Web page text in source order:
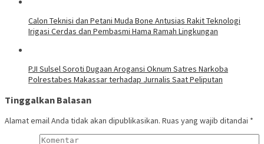
Calon Teknisi dan Petani Muda Bone Antusias Rakit Teknologi
Irigasi Cerdas dan Pembasmi Hama Ramah Lingkungan
PJI Sulsel Soroti Dugaan Arogansi Oknum Satres Narkoba
Polrestabes Makassar terhadap Jurnalis Saat Peliputan
Tinggalkan Balasan
Alamat email Anda tidak akan dipublikasikan. Ruas yang wajib ditandai *